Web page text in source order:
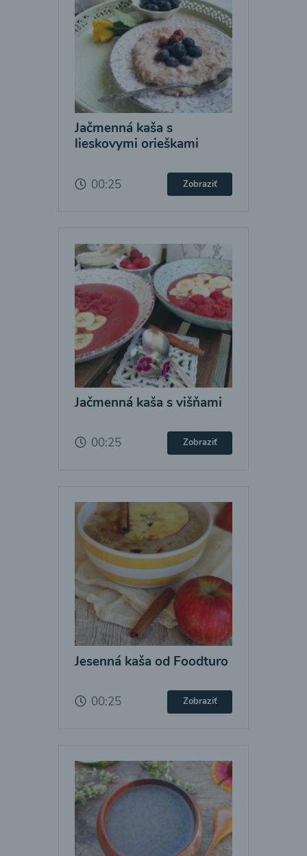
Jačmenná kaša s
lieskovymi orieškami
00:25 Zobraziť
Jačmenná kaša s višňami
00:25 Zobraziť
Jesenná kaša od Foodturo
00:25 Zobraziť